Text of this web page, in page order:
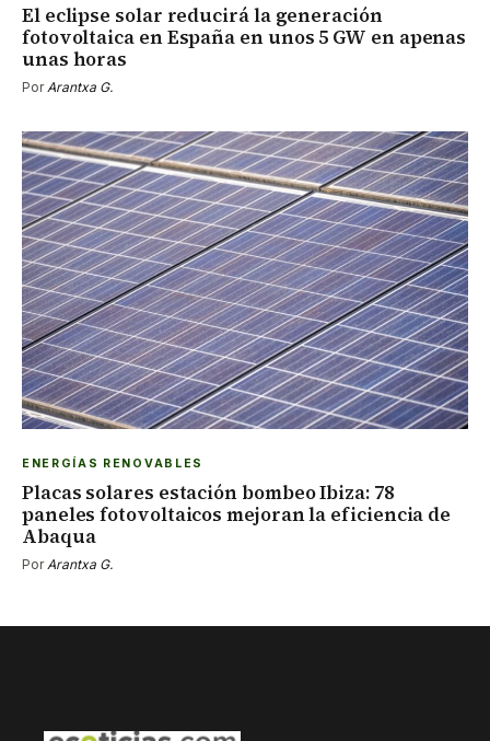
El eclipse solar reducirá la generación
fotovoltaica en España en unos 5 GW en apenas
unas horas
Por Arantxa G.
ENERGÍAS RENOVABLES
Placas solares estación bombeo Ibiza: 78
paneles fotovoltaicos mejoran la eficiencia de
Abaqua
Por Arantxa G.